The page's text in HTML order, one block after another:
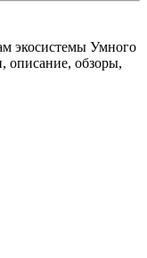
экосистемы Умного
описание, обзоры,